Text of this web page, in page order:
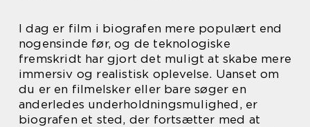
I dag er film i biografen mere populært end
nogensinde før, og de teknologiske
fremskridt har gjort det muligt at skabe mere
immersiv og realistisk oplevelse. Uanset om
du er en filmelsker eller bare søger en
anderledes underholdningsmulighed, er
biografen et sted, der fortsætter med at